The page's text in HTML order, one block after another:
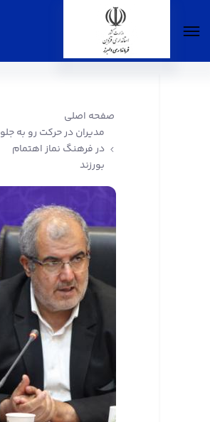
صفحه اصلی
مدیران در حرکت رو به جلو
در فرهنگ نماز اهتمام
بورزند